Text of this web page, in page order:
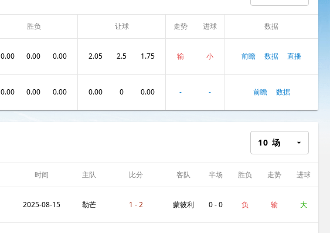
胜负 让球 走势 进球 数据
0.00 0.00 0.00 2.05 2.5 1.75 输 小 前瞻 数据 直播
0.00 0.00 0.00 0.00 0 0.00 - - 前瞻 数据
10 场
时间 主队 比分 客队 半场 胜负 走势 进球
2025-08-15 勒芒 1 - 2 蒙彼利 0 - 0 负 输 大